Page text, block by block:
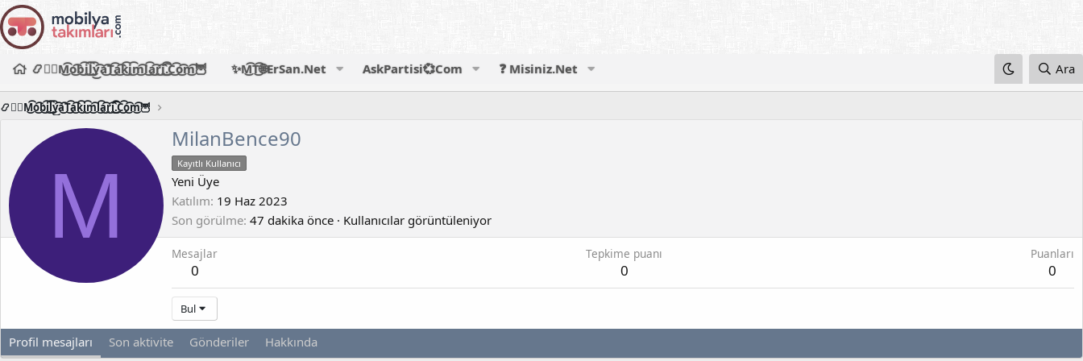
📿🧙‍♂️M͜͡o͜͡b͜͡i͜͡l͜͡y͜͡a͜͡T͜͡a͜͡k͜͡i͜͡m͜͡l͜͡a͜͡r͜͡i͜͡.͜͡C͜͡o͜͡m͜͡🦉 ✨M͜͡T͜͡🌐ErSan.Net AskPartisi💞Com ❓ Misiniz.Net Ara
📿🧙‍♂️M͜͡o͜͡b͜͡i͜͡l͜͡y͜͡a͜͡T͜͡a͜͡k͜͡i͜͡m͜͡l͜͡a͜͡r͜͡i͜͡.͜͡C͜͡o͜͡m͜͡🦉
M
MilanBence90
Kayıtlı Kullanıcı
Yeni Üye
Katılım 19 Haz 2023
Son görülme 47 dakika önce · Kullanıcılar görüntüleniyor
Mesajlar
0
Tepkime puanı
0
Puanları
0
Bul
Profil mesajları Son aktivite Gönderiler Hakkında